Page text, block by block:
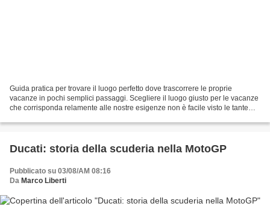
Guida pratica per trovare il luogo perfetto dove trascorrere le proprie
vacanze in pochi semplici passaggi. Scegliere il luogo giusto per le vacanze
che corrisponda relamente alle nostre esigenze non è facile visto le tante
Ducati: storia della scuderia nella MotoGP
Pubblicato su 03/08/AM 08:16
Da Marco Liberti